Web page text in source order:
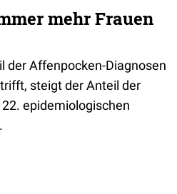
mehr Frauen
der Affenpocken-Diagnosen
steigt der Anteil der
epidemiologischen